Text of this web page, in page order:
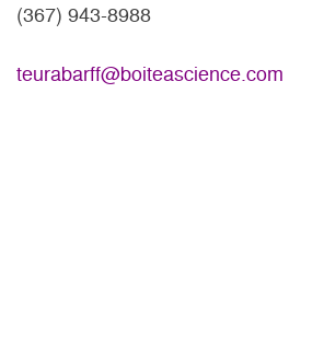
(367) 943-8988
teurabarff@boiteascience.com